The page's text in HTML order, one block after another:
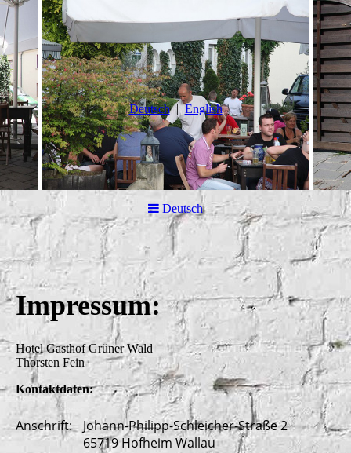
Deutsch English
Deutsch
Impressum:
Hotel Gasthof Grüner Wald
Thorsten Fein
Kontaktdaten:
Anschrift:
Johann-Philipp-Schleicher-Straße 2
65719 Hofheim Wallau